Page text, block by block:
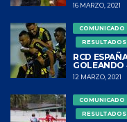
16 MARZO, 2021
COMUNICADO
RCD
GOLEANDO
12 MARZO, 2021
COMUNICADO